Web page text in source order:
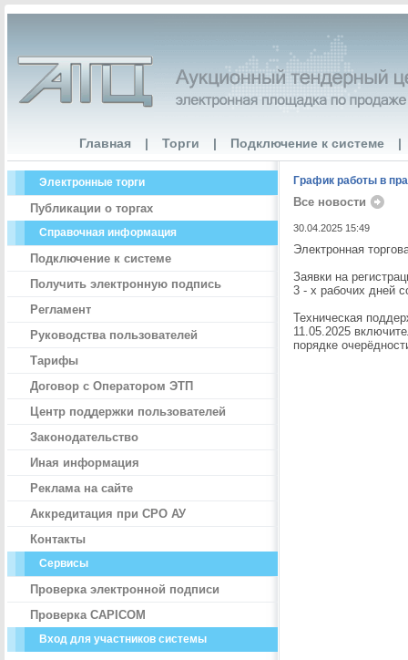
Главная | Торги | Подключение к системе |
Электронные торги
Публикации о торгах
Справочная информация
Подключение к системе
Получить электронную подпись
Регламент
Руководства пользователей
Тарифы
Договор с Оператором ЭТП
Центр поддержки пользователей
Законодательство
Иная информация
Реклама на сайте
Аккредитация при СРО АУ
Контакты
Сервисы
Проверка электронной подписи
Проверка CAPICOM
Вход для участников системы
График работы в
Все новости
30.04.2025 15:49
Электронная
Заявки на
3 - х рабочих дней
Техническая
11.05.2025
порядке